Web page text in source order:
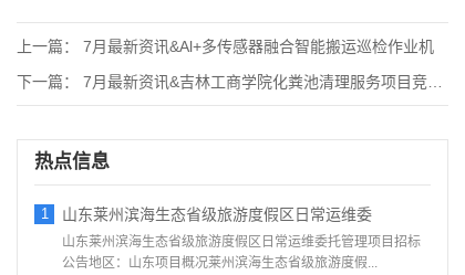
上一篇：
7月最新资讯&Al+多传感器融合智能搬运巡检作业机
下一篇：
7月最新资讯&吉林工商学院化粪池清理服务项目竞争性
热点信息
1 山东莱州滨海生态省级旅游度假区日常运维委
山东莱州滨海生态省级旅游度假区日常运维委托管理项目招标
公告地区：山东项目概况莱州滨海生态省级旅游度假...